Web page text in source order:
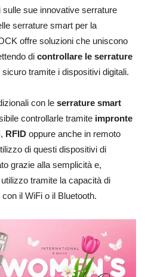
sue innovative serrature
serrature smart per la
offre soluzioni che uniscono
di controllare le serrature
tramite i dispositivi digitali.
con le serrature smart
controllarle tramite impronte
, RFID oppure anche in remoto
di questi dispositivi di
grazie alla semplicità e,
tramite la capacità di
il WiFi o il Bluetooth.